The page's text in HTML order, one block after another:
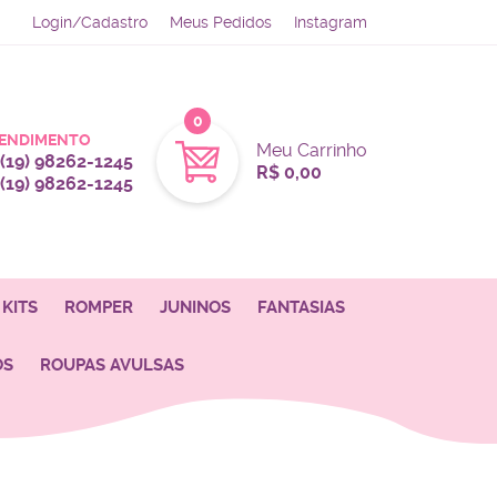
Login/Cadastro Meus Pedidos Instagram
(19)98262-1245
(19)98262-1245
Meu Carrinho
0
R$ 0,00
KITS ROMPER JUNINOS FANTASIAS
ROUPAS AVULSAS